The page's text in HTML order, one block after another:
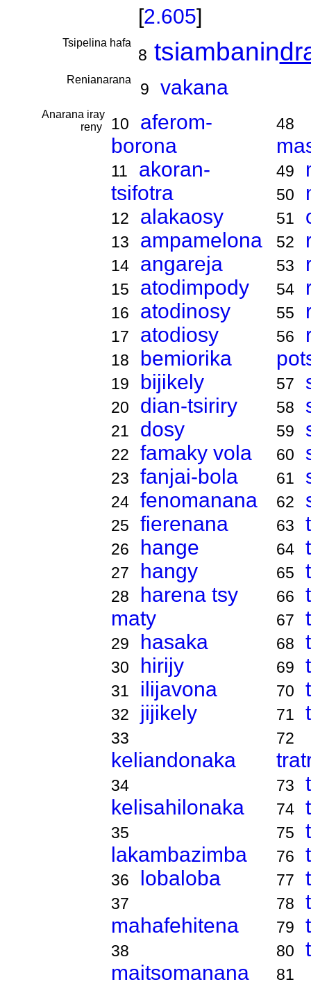
[2.605]
Tsipelina hafa
8 tsiambanin
Renianarana
9 vakana
Anarana iray
reny
10
aferom-
borona
11
akoran-
tsifotra
12 alakaosy
13 ampamelona
14 angareja
15 atodimpody
16 atodinosy
17 atodiosy
18 bemiorika
19 bijikely
20 dian-tsiriry
21 dosy
22 famaky vola
23 fanjai-bola
24 fenomanana
25 fierenana
26 hange
27 hangy
28
harena tsy
maty
29 hasaka
30 hirijy
31 ilijavona
32 jijikely
33
keliandonaka
34
kelisahilonaka
35
lakambazimba
36 lobaloba
37
mahafehitena
38
maitsomanana
48
49
50
51
52
53
54
55
56
57
58
59
60
61
62
63
64
65
66
67
68
69
70
71
72
73
74
75
76
77
78
79
80
81